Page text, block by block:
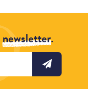
newsletter.